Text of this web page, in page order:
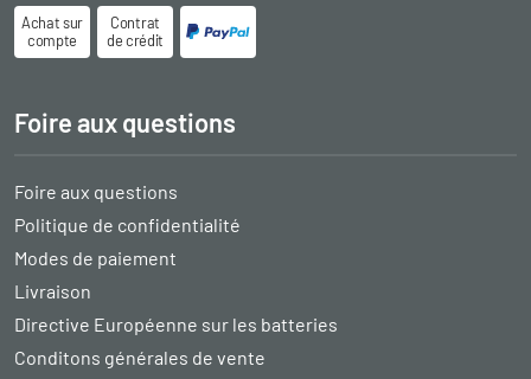
Achat sur
compte
Contrat
de crédit
Foire aux questions
Foire aux questions
Politique de confidentialité
Modes de paiement
Livraison
Directive Européenne sur les batteries
Conditons générales de vente